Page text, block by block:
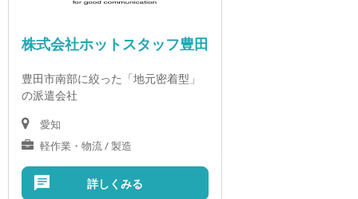
株式会社ホットスタッフ豊田
豊田市南部に絞った「地元密着型」
の派遣会社
愛知
軽作業・物流 / 製造
詳しくみる